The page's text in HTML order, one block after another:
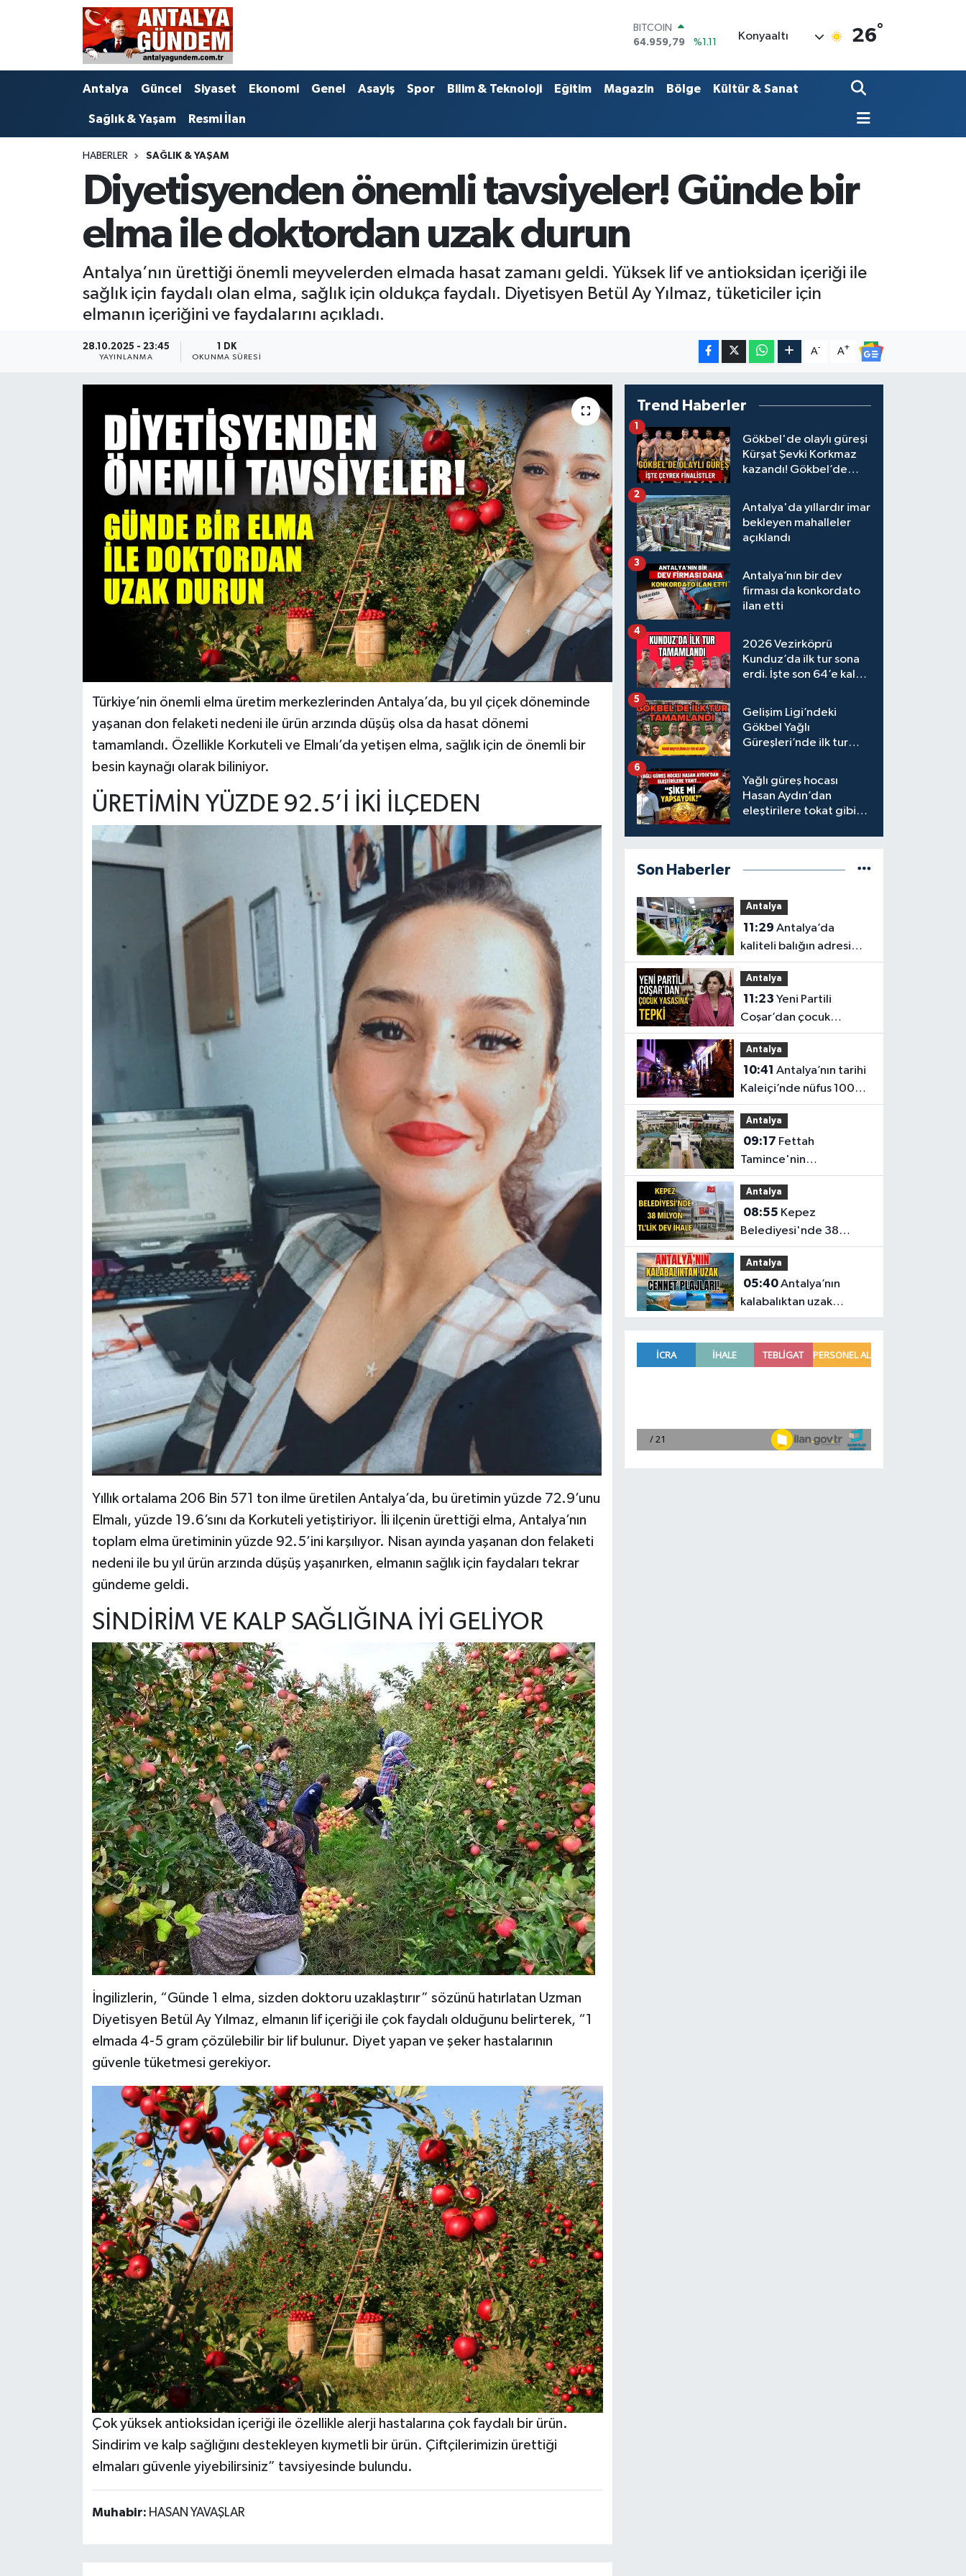
DOLAR
47,7436
%0.18
55,2510
%0.32
STERLİN
64.959,79
%1.11
Konyaaltı 26°
Antalya Güncel Siyaset Ekonomi Genel Asayiş Spor Bilim & Teknoloji Eğitim Magazin Bölge Kültür & Sanat
Sağlık & Yaşam Resmi İlan
HABERLER SAĞLIK & YAŞAM
Diyetisyenden önemli tavsiyeler! Günde bir
elma ile doktordan uzak durun
Antalya’nın ürettiği önemli meyvelerden elmada hasat zamanı geldi. Yüksek lif ve antioksidan içeriği ile
sağlık için faydalı olan elma, sağlık için oldukça faydalı. Diyetisyen Betül Ay Yılmaz, tüketiciler için
elmanın içeriğini ve faydalarını açıkladı.
28.10.2025 - 23:45
YAYINLANMA
1 DK
OKUNMA SÜRESI
A- A+
Türkiye’nin önemli elma üretim merkezlerinden Antalya’da, bu yıl çiçek döneminde
yaşanan don felaketi nedeni ile ürün arzında düşüş olsa da hasat dönemi
tamamlandı. Özellikle Korkuteli ve Elmalı’da yetişen elma, sağlık için de önemli bir
besin kaynağı olarak biliniyor.
ÜRETİMİN YÜZDE 92.5’İ İKİ İLÇEDEN
Yıllık ortalama 206 Bin 571 ton ilme üretilen Antalya’da, bu üretimin yüzde 72.9’unu
Elmalı, yüzde 19.6’sını da Korkuteli yetiştiriyor. İli ilçenin ürettiği elma, Antalya’nın
toplam elma üretiminin yüzde 92.5’ini karşılıyor. Nisan ayında yaşanan don felaketi
nedeni ile bu yıl ürün arzında düşüş yaşanırken, elmanın sağlık için faydaları tekrar
gündeme geldi.
SİNDİRİM VE KALP SAĞLIĞINA İYİ GELİYOR
İngilizlerin, “Günde 1 elma, sizden doktoru uzaklaştırır” sözünü hatırlatan Uzman
Diyetisyen Betül Ay Yılmaz, elmanın lif içeriği ile çok faydalı olduğunu belirterek, “1
elmada 4-5 gram çözülebilir bir lif bulunur. Diyet yapan ve şeker hastalarının
güvenle tüketmesi gerekiyor.
Çok yüksek antioksidan içeriği ile özellikle alerji hastalarına çok faydalı bir ürün.
Sindirim ve kalp sağlığını destekleyen kıymetli bir ürün. Çiftçilerimizin ürettiği
elmaları güvenle yiyebilirsiniz” tavsiyesinde bulundu.
Muhabir: HASAN YAVAŞLAR
Trend Haberler
Gökbel'de olaylı güreşi
Kürşat Şevki Korkmaz
kazandı! Gökbel’de
Gürbüz elendi!
1
Antalya'da yıllardır imar
bekleyen mahalleler
açıklandı
2
Antalya’nın bir dev
firması da konkordato
ilan etti
3
2026 Vezirköprü
Kunduz’da ilk tur sona
erdi. İşte son 64’e kalan
4
Gelişim Ligi’ndeki
Gökbel Yağlı
Güreşleri’nde ilk tur
5
Yağlı güreş hocası
Hasan Aydın’dan
eleştirilere tokat gibi
6
Son Haberler
Antalya
11:29
kaliteli balığın adresi
Düden Balık Çarşısı oldu
Antalya
11:23
Coşar’dan çocuk
yasasına tepki
Antalya
10:41
Kaleiçi’nde nüfus 100
katına çıkıyor
Antalya
09:17
Tamince'nin
başkanlığındaki Antalya
Bilim Üniversitesi'nde
düzen değişti
Antalya
08:55
Belediyesi'nde 38
milyon TL'lik dev ihale
Antalya
05:40Antalya’nın
kalabalıktan uzak
cennet plajları!
Antalya
Bilim & Teknoloji
Ekonomi
Görüntülü Haber
Kültür & Sanat
Sağlık & Yaşam
Antalya Nöbetçi Eczaneler
Antalya Hava Durumu
Antalya Namaz Vakitleri
Antalya Trafik Yoğunluk Haritası
Süper Lig Puan Durumu ve Fikstür
Tüm Manşetler
Son Dakika Haberleri
Haber Arşivi